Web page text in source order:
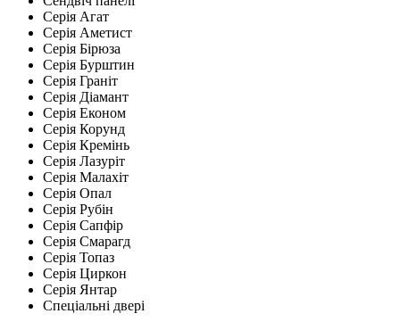
Серія Агат
Серія Аметист
Серія Бірюза
Серія Бурштин
Серія Граніт
Серія Діамант
Серія Економ
Серія Корунд
Серія Кремінь
Серія Лазуріт
Серія Малахіт
Серія Опал
Серія Рубін
Серія Сапфір
Серія Смарагд
Серія Топаз
Серія Циркон
Серія Янтар
Спеціальні двері